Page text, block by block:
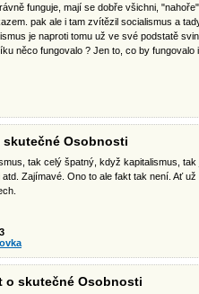
funguje, mají se dobře všichni,
pak ale i tam zvítězil socialismus a
je naproti tomu už ve své podstatě
něco fungovalo ? Jen to, co by fungovalo
skutečné Osobnosti
tak celý špatný, když kapitalismus,
Zajímavé. Ono to ale fakt tak není. Ať
o skutečné Osobnosti